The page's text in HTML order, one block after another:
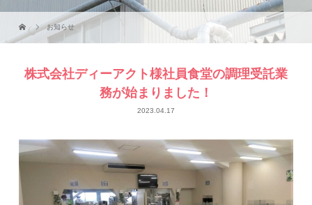
お知らせ
株式会社ディーアクト様社員食堂の調理受託業
務が始まりました！
2023.04.17